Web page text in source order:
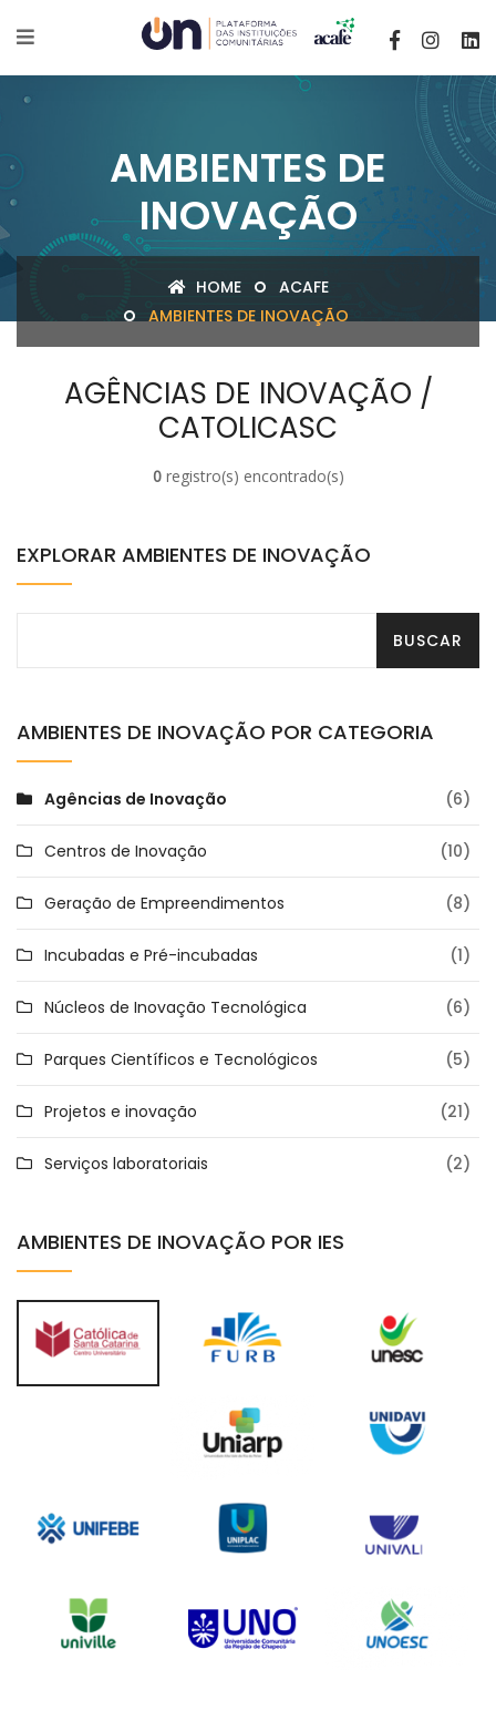
AMBIENTES DE
INOVAÇÃO
HOME
ACAFE
AMBIENTES DE INOVAÇÃO
AGÊNCIAS DE INOVAÇÃO /
CATOLICASC
0registro(s) encontrado(s)
EXPLORAR AMBIENTES DE INOVAÇÃO
AMBIENTES DE INOVAÇÃO POR CATEGORIA
Agências de Inovação (6)
Centros de Inovação (10)
Geração de Empreendimentos (8)
Incubadas e Pré-incubadas (1)
Núcleos de Inovação Tecnológica (6)
Parques Científicos e Tecnológicos (5)
Projetos e inovação (21)
Serviços laboratoriais (2)
AMBIENTES DE INOVAÇÃO POR IES